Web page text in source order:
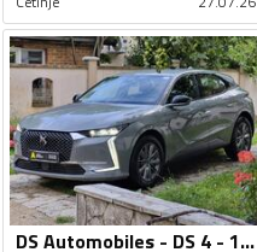
DS Automobiles - DS 4 - 1.5hdi